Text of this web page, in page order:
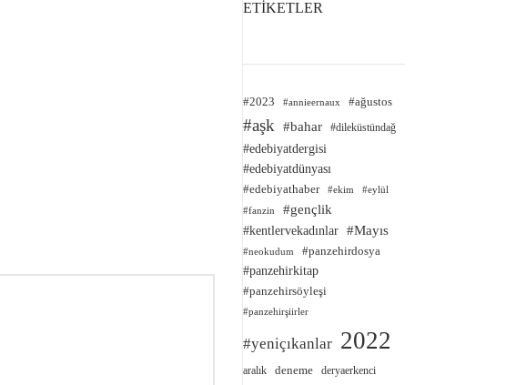
ETİKETLER
#2023 #annieernaux #ağustos
#aşk #bahar #dileküstündağ
#edebiyatdergisi
#edebiyatdünyası
#edebiyathaber #ekim #eylül
#fanzin
#gençlik
#kentlervekadınlar #Mayıs
#neokudum
#panzehirdosya
#panzehirkitap
#panzehirsöyleşi
#panzehirşiirler
#yeniçıkanlar 2022
aralık deneme deryaerkenci